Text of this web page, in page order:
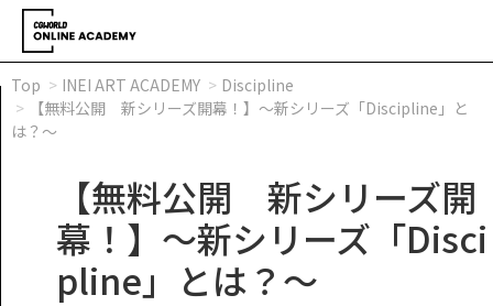
Top INEI ART ACADEMY
Discipline
【無料公開 新シリーズ開幕！】～新シリーズ「Discipline」と
は？～
【無料公開 新シリーズ開
幕！】～新シリーズ「Disci
pline」とは？～